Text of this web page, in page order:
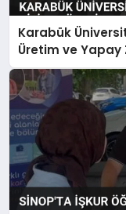
Karabük
Üretim ve Yapay